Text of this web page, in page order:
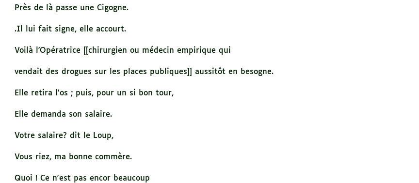
Près de là passe une Cigogne.
.Il lui fait signe, elle accourt.
Voilà l'Opératrice [[chirurgien ou médecin empirique qui
vendait des drogues sur les places publiques]] aussitôt en besogne.
Elle retira l'os ; puis, pour un si bon tour,
Elle demanda son salaire.
Votre salaire? dit le Loup,
Vous riez, ma bonne commère.
Quoi ! Ce n'est pas encor beaucoup